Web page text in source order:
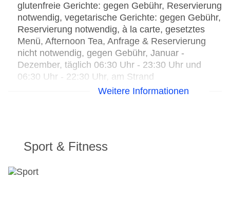
glutenfreie Gerichte: gegen Gebühr, Reservierung
notwendig, vegetarische Gerichte: gegen Gebühr,
Reservierung notwendig, à la carte, gesetztes
Menü, Afternoon Tea, Anfrage & Reservierung
nicht notwendig, gegen Gebühr, Januar -
Dezember, täglich 06:30 Uhr - 23:30 Uhr und
06:30 Uhr - 22:30 Uhr, am Strand
Weitere Informationen
Sport & Fitness